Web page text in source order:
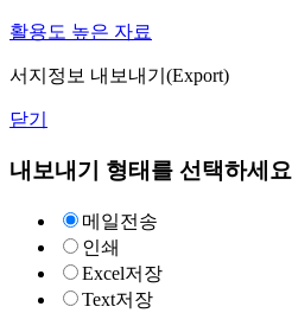
활용도 높은 자료
서지정보 내보내기(Export)
닫기
내보내기 형태를 선택하세요
메일전송
인쇄
Excel저장
Text저장